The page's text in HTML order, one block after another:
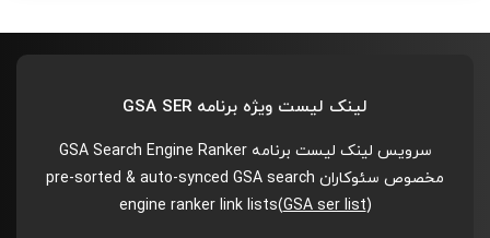
لینک لیست ویژه برنامه GSA SER
سرویس لینک لیست برنامه GSA Search Engine Ranker
مخصوص سئوکاران pre-sorted & auto-synced GSA search
engine ranker link lists(GSA ser list)